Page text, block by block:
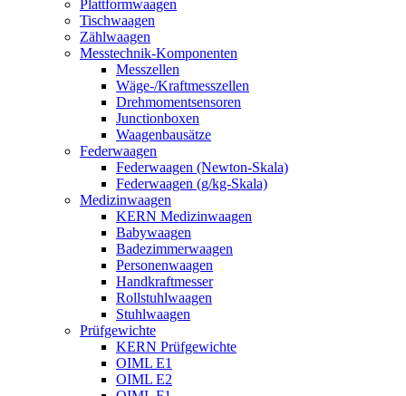
Plattformwaagen
Tischwaagen
Zählwaagen
Messtechnik-Komponenten
Messzellen
Wäge-/Kraftmesszellen
Drehmomentsensoren
Junctionboxen
Waagenbausätze
Federwaagen
Federwaagen (Newton-Skala)
Federwaagen (g/kg-Skala)
Medizinwaagen
KERN Medizinwaagen
Babywaagen
Badezimmerwaagen
Personenwaagen
Handkraftmesser
Rollstuhlwaagen
Stuhlwaagen
Prüfgewichte
KERN Prüfgewichte
OIML E1
OIML E2